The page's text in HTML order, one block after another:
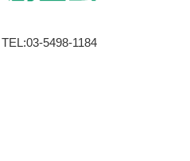
5498-1184